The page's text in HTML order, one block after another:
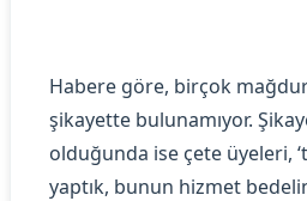
Habere göre, birçok
şikayette bulunamıyor.
olduğunda ise çete üyeleri,
yaptık, bunun hizmet